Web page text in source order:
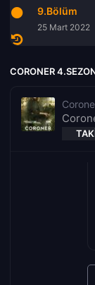
9.Bölüm
25 Mart 2022
CORONER